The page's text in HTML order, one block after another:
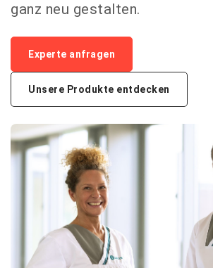
ganz neu gestalten.
Experte anfragen
Unsere Produkte entdecken